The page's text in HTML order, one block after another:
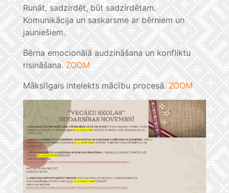
Runāt, sadzirdēt, būt sadzirdētam.
Komunikācija un saskarsme ar bērniem un
jauniešiem.
Bērna emocionālā audzināšana un konfliktu
risināšana. ZOOM
Mākslīgais intelekts mācību procesā. ZOOM